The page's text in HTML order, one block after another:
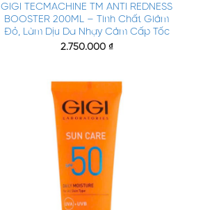
GIGI TECMACHINE TM ANTI REDNESS
BOOSTER 200ML – Tinh Chất Giảm
Đỏ, Làm Dịu Da Nhạy Cảm Cấp Tốc
2.750.000 ₫